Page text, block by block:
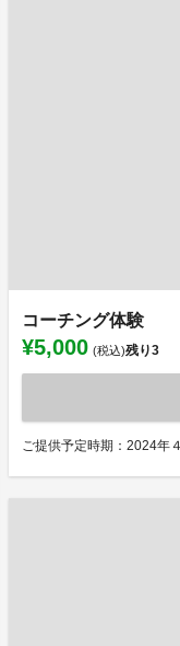
コーチング体験
¥5,000 (税込)残り3
ご提供予定時期：2024年